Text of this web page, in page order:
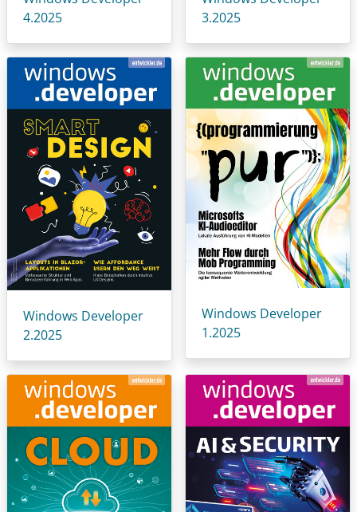
4.2025
3.2025
Windows Developer
2.2025
Windows Developer
1.2025